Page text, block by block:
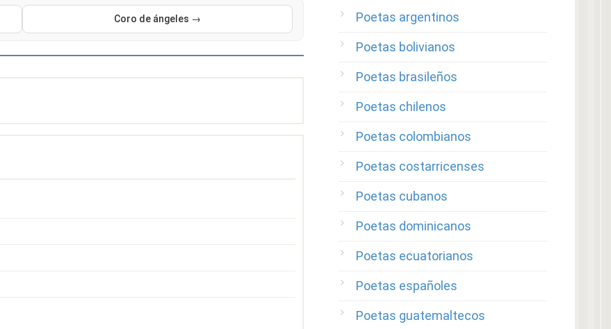
Coro de ángeles → Poetas argentinos
Poetas bolivianos
Poetas brasileños
Poetas chilenos
Poetas colombianos
Poetas costarricenses
Poetas cubanos
Poetas dominicanos
Poetas ecuatorianos
Poetas españoles
Poetas guatemaltecos